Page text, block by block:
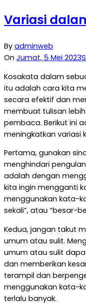
Variasi
By adminweb
On Jumat, 5 Mei 2023
Kosakata dalam
itu adalah cara kita
secara efektif dan
membuat tulisan
pembaca. Berikut ini
meningkatkan variasi
Pertama, gunakan
menghindari
adalah dengan
kita ingin mengganti
menggunakan kata-
sekali”, atau “besar-
Kedua, jangan takut
umum atau sulit.
umum atau sulit
dan memberikan
terampil dan
menggunakan kata-
terlalu banyak.